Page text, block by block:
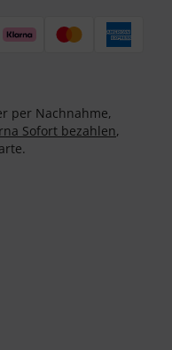
per Nachnahme,
Sofort bezahlen,